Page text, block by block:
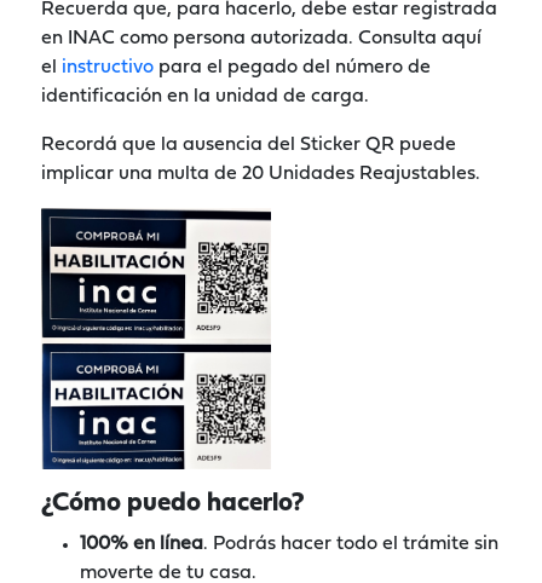
Recuerda que, para hacerlo, debe estar registrada
en INAC como persona autorizada. Consulta aquí
el instructivo para el pegado del número de
identificación en la unidad de carga.
Recordá que la ausencia del Sticker QR puede
implicar una multa de 20 Unidades Reajustables.
¿Cómo puedo hacerlo?
100% en línea. Podrás hacer todo el trámite sin
moverte de tu casa.